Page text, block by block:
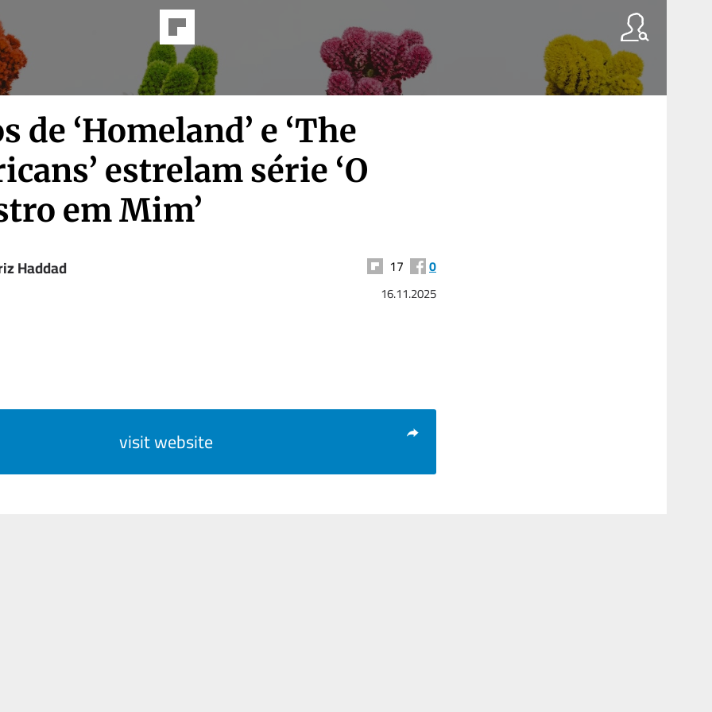
de ‘Homeland’ e ‘The
estrelam série ‘O
em Mim’
Haddad 17 0
16.11.2025
visit website